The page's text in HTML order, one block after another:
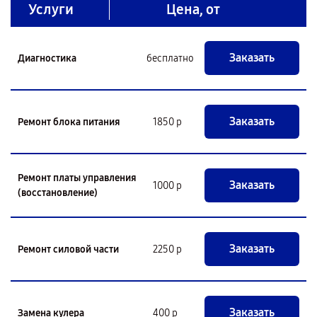
Услуги Цена, от
Диагностика бесплатно Заказать
Ремонт блока питания 1850 р Заказать
Ремонт платы управления
(восстановление)
1000 р Заказать
Ремонт силовой части 2250 р Заказать
Замена кулера 400 р Заказать